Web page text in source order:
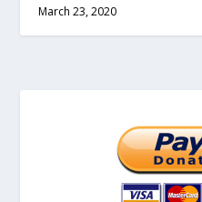
March 23, 2020